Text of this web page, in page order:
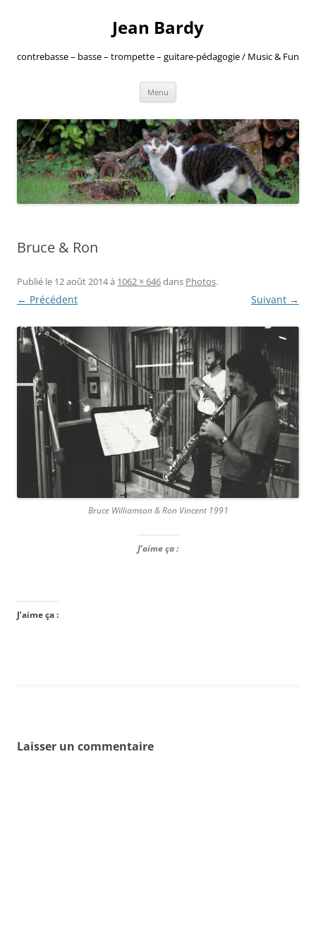
Jean Bardy
contrebasse – basse – trompette – guitare-pédagogie / Music & Fun
Menu
Bruce & Ron
Publié le 12 août 2014à 1062 × 646dans Photos.
← Précédent Suivant →
Bruce Williamson & Ron Vincent 1991
J’aime ça :
J’aime ça :
Laisser un commentaire